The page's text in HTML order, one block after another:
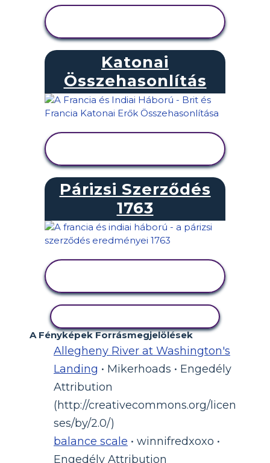
Katonai
Összehasonlítás
Párizsi Szerződés
1763
A Fényképek Forrásmegjelölések
Allegheny River at Washington's
Landing • Mikerhoads • Engedély
Attribution
(http://creativecommons.org/licen
ses/by/2.0/)
balance scale • winnifredxoxo •
Engedély Attribution